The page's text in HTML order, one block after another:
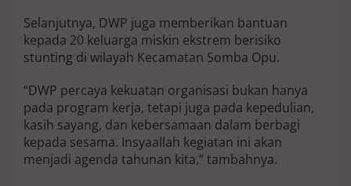
Selanjutnya, DWP juga memberikan bantuan
kepada 20 keluarga miskin ekstrem berisiko
stunting di wilayah Kecamatan Somba Opu.
“DWP percaya kekuatan organisasi bukan hanya
pada program kerja, tetapi juga pada kepedulian,
kasih sayang, dan kebersamaan dalam berbagi
kepada sesama. Insyaallah kegiatan ini akan
menjadi agenda tahunan kita,” tambahnya.